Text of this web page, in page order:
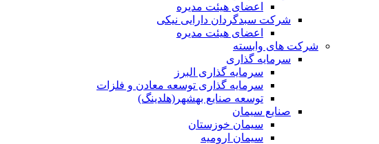
اعضای هیئت مدیره
شرکت سبدگردان دارایی نیکی
اعضای هیئت مدیره
شرکت های وابسته
سرمایه گذاری
سرمایه گذاری البرز
سرمایه گذاری توسعه معادن و فلزات
توسعه‌ صنایع‌ بهشهر(هلدینگ)
صنایع سیمان
سیمان خوزستان
سیمان ارومیه